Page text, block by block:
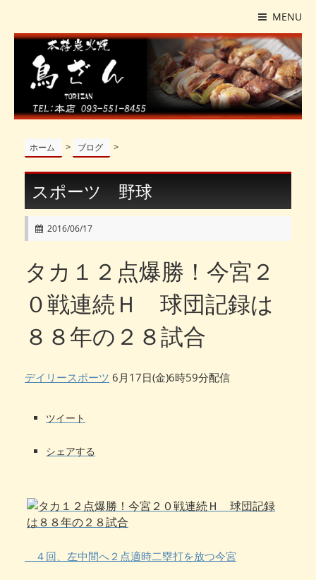
MENU
ホーム > ブログ >
スポーツ 野球
2016/06/17
タカ１２点爆勝！今宮２
０戦連続Ｈ 球団記録は
８８年の２８試合
デイリースポーツ 6月17日(金)6時59分配信
ツイート
シェアする
４回、左中間へ２点適時二塁打を放つ今宮